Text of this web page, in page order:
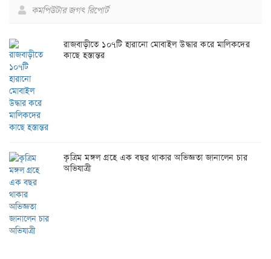
কমপিউটার জগৎ রিপোর্ট
রাজবাড়ীতে ১০৭টি হারানো মোবাইল উদ্ধার করে মালিকদের
কাছে হস্তান্তর
কৃত্রিম মঙ্গল গ্রহে এক বছর থাকার অভিজ্ঞতা জানালেন চার
অভিযাত্রী